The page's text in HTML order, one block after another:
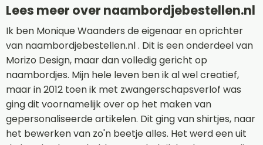
Lees meer over naambordjebestellen.nl
Ik ben Monique Waanders de eigenaar en oprichter
van naambordjebestellen.nl . Dit is een onderdeel van
Morizo Design, maar dan volledig gericht op
naambordjes. Mijn hele leven ben ik al wel creatief,
maar in 2012 toen ik met zwangerschapsverlof was
ging dit voornamelijk over op het maken van
gepersonaliseerde artikelen. Dit ging van shirtjes, naar
het bewerken van zo'n beetje alles. Het werd een uit